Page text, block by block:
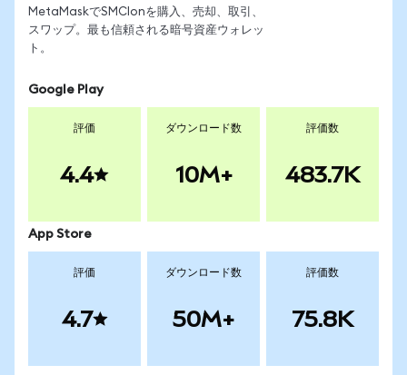
MetaMaskでSMCIonを購入、売却、取引、
スワップ。最も信頼される暗号資産ウォレッ
ト。
Google Play
評価
4.4
ダウンロード数
10M+
評価数
483.7K
App Store
評価
4.7
ダウンロード数
50M+
評価数
75.8K